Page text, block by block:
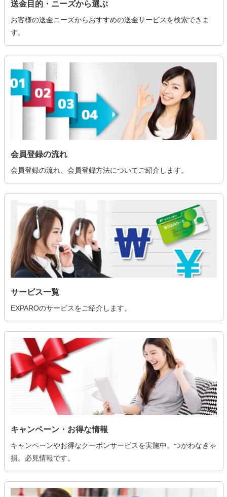
送金目的・ニーズから選ぶ
お客様の送金ニーズからおすすめの送金サービスを検索できま
す。
会員登録の流れ
会員登録の流れ、会員登録方法についてご紹介します。
サービス一覧
EXPAROのサービスをご紹介します。
キャンペーン・お得な情報
キャンペーンやお得なクーポンサービスを実施中。つかわなきゃ
損。必見情報です。